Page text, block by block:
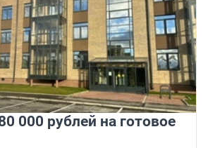
000 рублей на готовое